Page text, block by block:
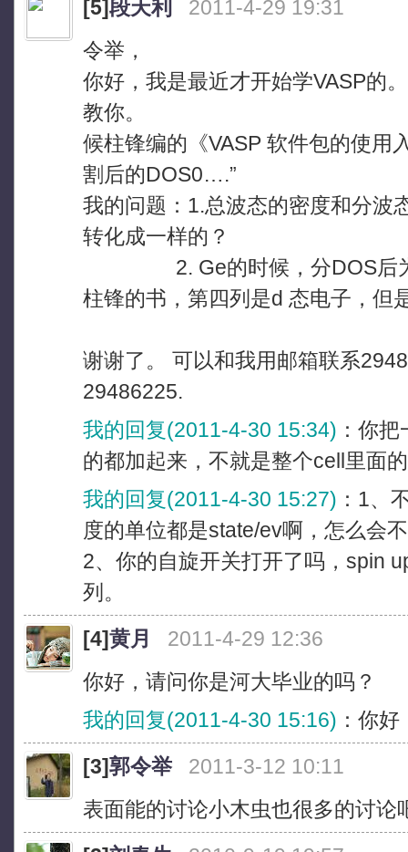
[5]段天利
2011-4-29 19:31
令举，
你好，我是最近才开始学VASP的
教你。
候柱锋编的《VASP 软件包的使用
割后的DOS0….”
我的问题：1.总波态的密度和分波
转化成一样的？
2. Ge的时候，分DOS后为
柱锋的书，第四列是d 态电子，但
谢谢了。 可以和我用邮箱联系
29486225.
我的回复(2011-4-30 15:34) ：你
的都加起来，不就是整个cell里面
我的回复(2011-4-30 15:27) ：1、
度的单位都是state/ev啊，怎么会
2、你的自旋开关打开了吗，spin
列。
[4]黄月
2011-4-29 12:36
你好，请问你是河大毕业的吗？
我的回复(2011-4-30 15:16) ：你
[3]郭令举
2011-3-12 10:11
表面能的讨论小木虫也很多的讨论